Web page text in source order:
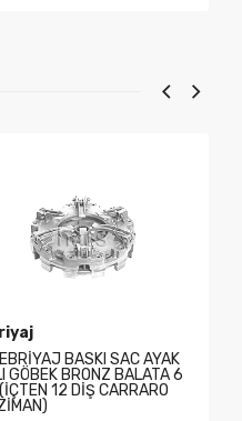
BASKI SAC AYAK
GÖBEK BRONZ BALATA 6
12 DİŞ CARRARO